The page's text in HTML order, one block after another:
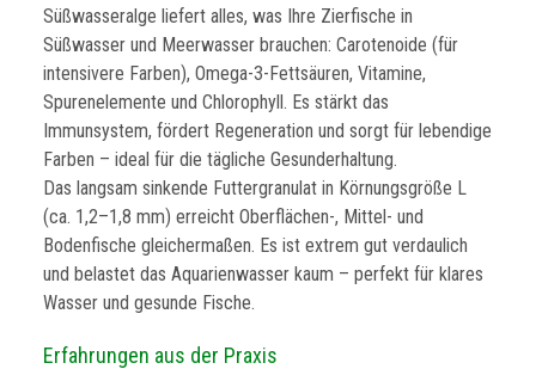
Süßwasseralge liefert alles, was Ihre Zierfische in
Süßwasser und Meerwasser brauchen: Carotenoide (für
intensivere Farben), Omega-3-Fettsäuren, Vitamine,
Spurenelemente und Chlorophyll. Es stärkt das
Immunsystem, fördert Regeneration und sorgt für lebendige
Farben – ideal für die tägliche Gesunderhaltung.
Das langsam sinkende Futtergranulat in Körnungsgröße L
(ca. 1,2–1,8 mm) erreicht Oberflächen-, Mittel- und
Bodenfische gleichermaßen. Es ist extrem gut verdaulich
und belastet das Aquarienwasser kaum – perfekt für klares
Wasser und gesunde Fische.
Erfahrungen aus der Praxis